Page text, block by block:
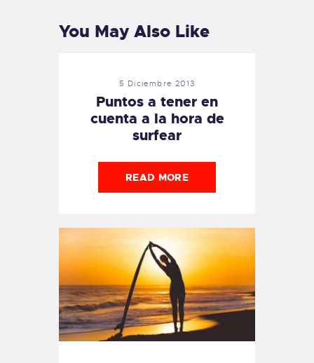
You May Also Like
5 Diciembre 2013
Puntos a tener en
cuenta a la hora de
surfear
READ MORE